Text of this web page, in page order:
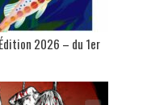
2026 – du 1er